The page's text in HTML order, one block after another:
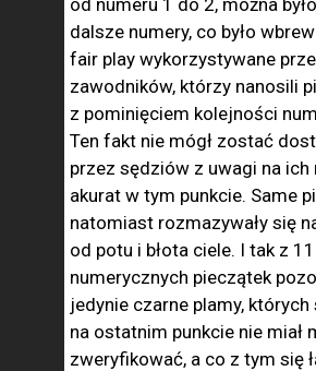
od numeru 1 do 2, można
dalsze numery, co było
fair play wykorzystywane
zawodników, którzy nanosili
z pominięciem kolejności
Ten fakt nie mógł zostać
przez sędziów z uwagi na ich
akurat w tym punkcie. Same
natomiast rozmazywały się
od potu i błota ciele. I tak z 11
numerycznych pieczątek
jedynie czarne plamy, których
na ostatnim punkcie nie miał
zweryfikować, a co z tym się